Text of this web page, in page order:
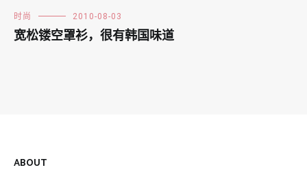
时尚 2010-08-03
宽松镂空罩衫，很有韩国味道
ABOUT